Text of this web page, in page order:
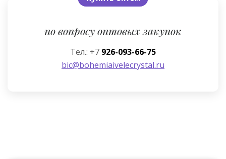
по вопросу оптовых закупок
Тел.: +7 926-093-66-75
bic@bohemiaivelecrystal.ru